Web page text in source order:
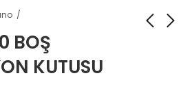
BOŞ
KUTUSU